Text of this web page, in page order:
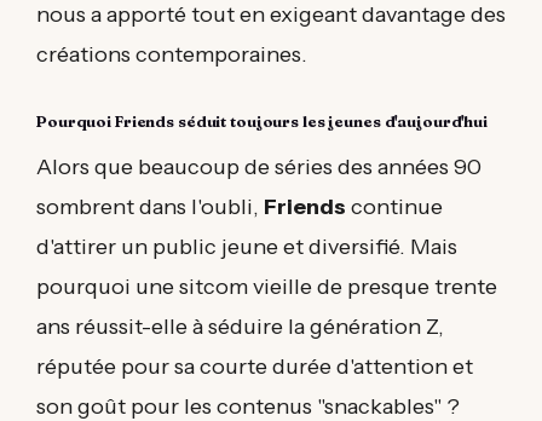
nous a apporté tout en exigeant davantage des
créations contemporaines.
Pourquoi Friends séduit toujours les jeunes d'aujourd'hui
Alors que beaucoup de séries des années 90
sombrent dans l'oubli, Friends continue
d'attirer un public jeune et diversifié. Mais
pourquoi une sitcom vieille de presque trente
ans réussit-elle à séduire la génération Z,
réputée pour sa courte durée d'attention et
son goût pour les contenus "snackables" ?